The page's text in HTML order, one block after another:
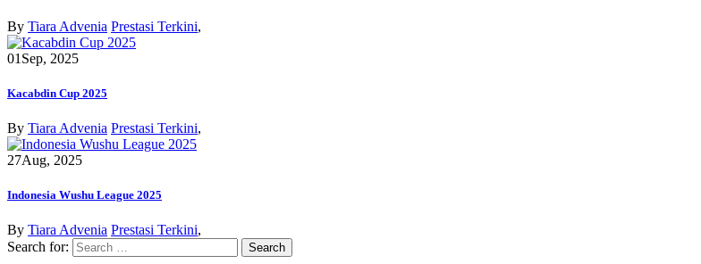
By Tiara Advenia Prestasi Terkini,
01 Sep, 2025
Kacabdin Cup 2025
By Tiara Advenia Prestasi Terkini,
27Aug, 2025
Indonesia Wushu League 2025
By Tiara Advenia Prestasi Terkini,
Search for: